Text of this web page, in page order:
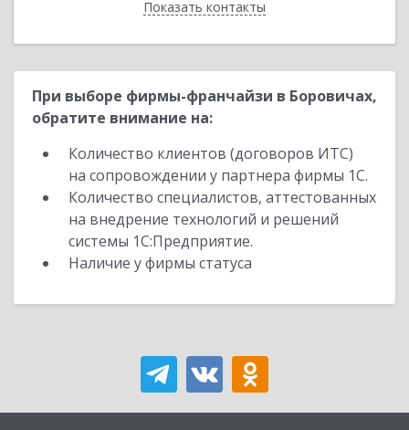
Показать контакты
Назад
При выборе фирмы-франчайзи в Боровичах,
обратите внимание на:
Количество клиентов (договоров ИТС)
на сопровождении у партнера фирмы 1С.
Количество специалистов, аттестованных
на внедрение технологий и решений
системы 1С:Предприятие.
Наличие у фирмы статуса